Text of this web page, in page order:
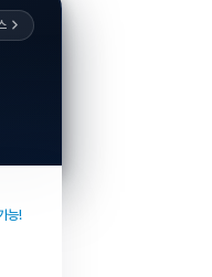
능!